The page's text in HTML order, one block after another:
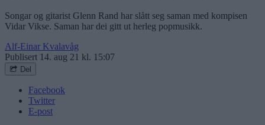
Songar og gitarist Glenn Rand har slått seg saman med kompisen
Vidar Vikse. Saman har dei gitt ut herleg popmusikk.
Alf-Einar Kvalavåg
Publisert 14. aug 21 kl. 15:07
Del
Facebook
Twitter
E-post